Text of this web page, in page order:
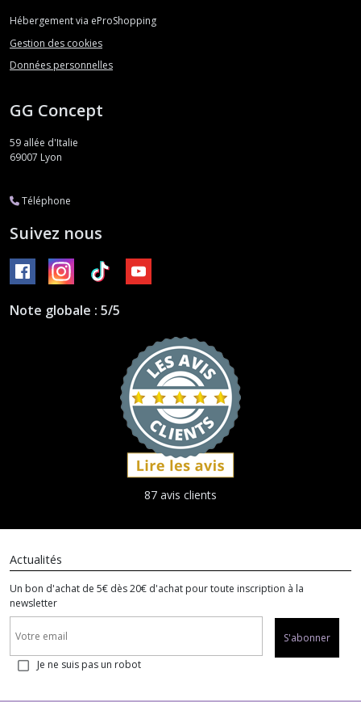
Hébergement via eProShopping
Gestion des cookies
Données personnelles
GG Concept
59 allée d'Italie
69007 Lyon
Téléphone
Suivez nous
Note globale : 5/5
87 avis clients
Actualités
Un bon d'achat de 5€ dès 20€ d'achat pour toute inscription à la
newsletter
S'abonner
Je ne suis pas un robot